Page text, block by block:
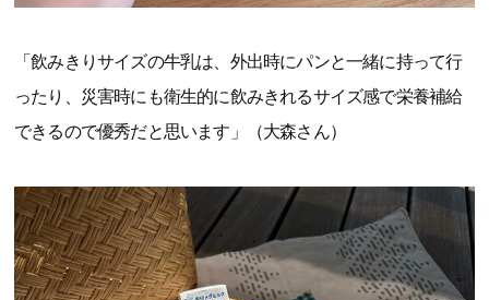
「飲みきりサイズの牛乳は、外出時にパンと一緒に持って行
ったり、災害時にも衛生的に飲みきれるサイズ感で栄養補給
できるので優秀だと思います」（大森さん）